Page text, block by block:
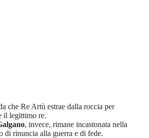
che Re Artù estrae dalla roccia per
il legittimo re.
, invece, rimane incastonata nella
di rinuncia alla guerra e di fede.